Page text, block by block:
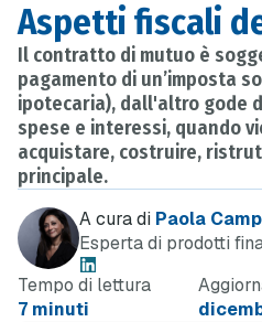
Aspetti fiscali
Il contratto di mutuo è
pagamento di un’imposta
ipotecaria), dall'altro gode
spese e interessi, quando
acquistare, costruire,
principale.
A cura di Paola
Esperta di prodotti
e telefonia
Tempo di lettura
7 minuti